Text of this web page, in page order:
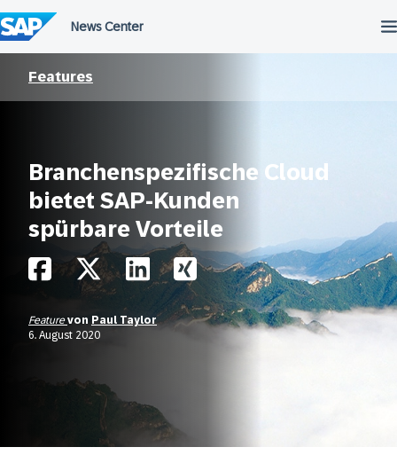
Features
Branchenspezifische Cloud
bietet SAP-Kunden
spürbare Vorteile
Featurevon Paul Taylor
6. August 2020